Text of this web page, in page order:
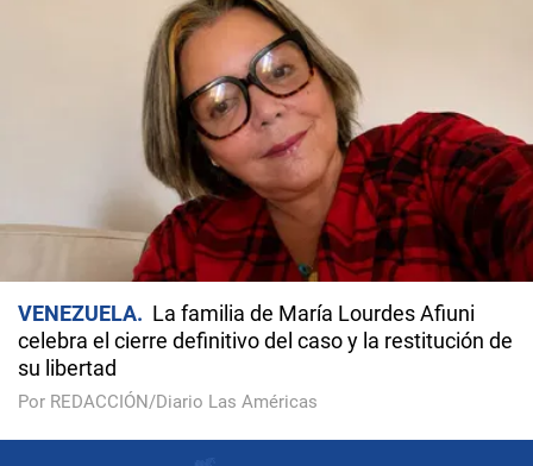
VENEZUELA
La familia de María Lourdes Afiuni
celebra el cierre definitivo del caso y la restitución de
su libertad
Por REDACCIÓN/Diario Las Américas